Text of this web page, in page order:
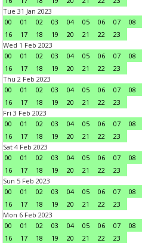
Tue 31 Jan 2023
00
01 02 03 04 05 06 07 08
16
17 18 19 20 21 22
23
Wed 1 Feb 2023
00
01 02 03 04 05 06 07 08
16
17 18 19 20 21 22
23
Thu 2 Feb 2023
00
01 02 03 04 05 06 07 08
16
17 18 19 20 21 22
23
Fri 3 Feb 2023
00
01 02 03 04 05 06 07 08
16
17 18 19 20 21 22
23
Sat 4 Feb 2023
00
01 02 03 04 05 06 07 08
16
17 18 19 20 21 22
23
Sun 5 Feb 2023
00
01 02 03 04 05 06 07 08
16
17 18 19 20 21 22
23
Mon 6 Feb 2023
00
01 02 03 04 05 06 07 08
16
17 18 19 20 21 22
23